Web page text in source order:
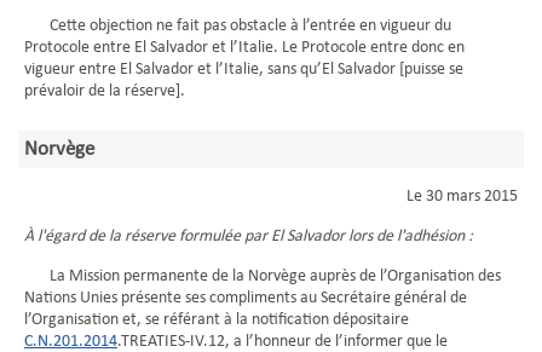
Cette objection ne fait pas obstacle à l’entrée en vigueur du
Protocole entre El Salvador et l’Italie. Le Protocole entre donc en
vigueur entre El Salvador et l’Italie, sans qu’El Salvador [puisse se
prévaloir de la réserve].
Norvège
Le 30 mars 2015
À l'égard de la réserve formulée par El Salvador lors de l'adhésion :
La Mission permanente de la Norvège auprès de l’Organisation des
Nations Unies présente ses compliments au Secrétaire général de
l’Organisation et, se référant à la notification dépositaire
C.N.201.2014.TREATIES-IV.12, a l’honneur de l’informer que le